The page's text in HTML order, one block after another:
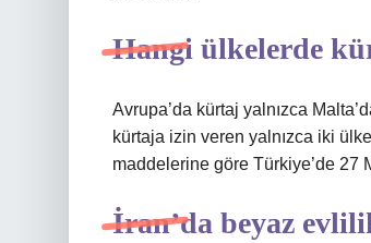
Hangi ülkelerde
Avrupa’da kürtaj yalnızca
kürtaja izin veren yalnızca iki
maddelerine göre Türkiye’de 27
İran’da beyaz